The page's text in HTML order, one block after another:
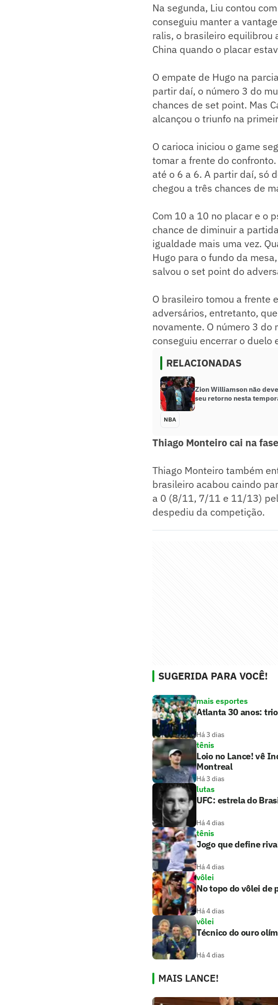
Na segunda, Liu contou
conseguiu manter a
ralis, o brasileiro equilibrou
China quando o placar
O empate de Hugo na
partir daí, o número 3 do
chances de set point. Mas
alcançou o triunfo na
O carioca iniciou o game
tomar a frente do
até o 6 a 6. A partir daí, só
chegou a três chances de
Com 10 a 10 no placar e o
chance de diminuir a
igualdade mais uma vez.
Hugo para o fundo da
salvou o set point do
O brasileiro tomou a frente
adversários, entretanto,
novamente. O número 3 do
conseguiu encerrar o duelo
RELACIONADAS
Zion Williamson não
seu retorno nesta
NBA
Thiago Monteiro cai na
Thiago Monteiro também
brasileiro acabou caindo
a 0 (8/11, 7/11 e 11/13)
despediu da competição.
SUGERIDA PARA VOCÊ!
mais esportes
Atlanta 30 anos:
Há 3 dias
tênis
Loio no Lance! vê
Montreal
Há 3 dias
lutas
UFC: estrela do
Há 4 dias
tênis
Jogo que define
Há 4 dias
vôlei
No topo do vôlei de
Há 4 dias
vôlei
Técnico do ouro
Há 4 dias
MAIS LANCE!